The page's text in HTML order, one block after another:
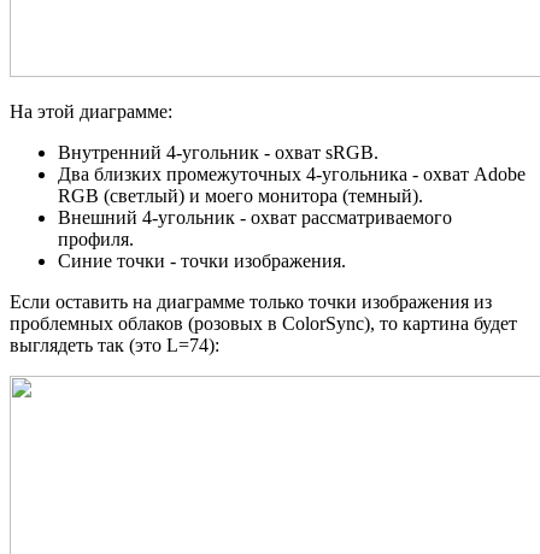
На этой диаграмме:
Внутренний 4-угольник - охват sRGB.
Два близких промежуточных 4-угольника - охват Adobe
RGB (светлый) и моего монитора (темный).
Внешний 4-угольник - охват рассматриваемого
профиля.
Синие точки - точки изображения.
Если оставить на диаграмме только точки изображения из
проблемных облаков (розовых в ColorSync), то картина будет
выглядеть так (это L=74):